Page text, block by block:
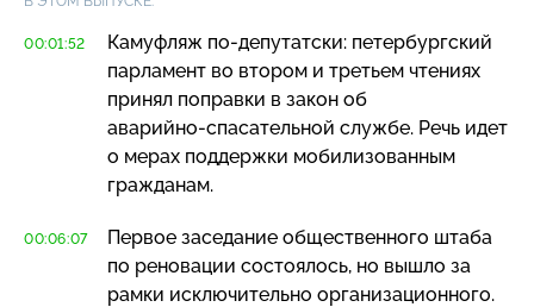
00:01:52 Камуфляж по-депутатски: петербургский
парламент во втором и третьем чтениях
принял поправки в закон об
аварийно-спасательной службе. Речь идет
о мерах поддержки мобилизованным
гражданам.
00:06:07
Первое заседание общественного штаба
по реновации состоялось, но вышло за
рамки исключительно организационного.